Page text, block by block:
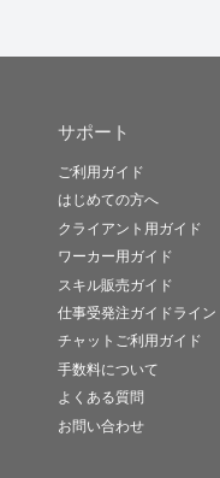
サポート
ご利用ガイド
はじめての方へ
クライアント用ガイド
ワーカー用ガイド
スキル販売ガイド
仕事受発注ガイドライン
チャットご利用ガイド
手数料について
よくある質問
お問い合わせ